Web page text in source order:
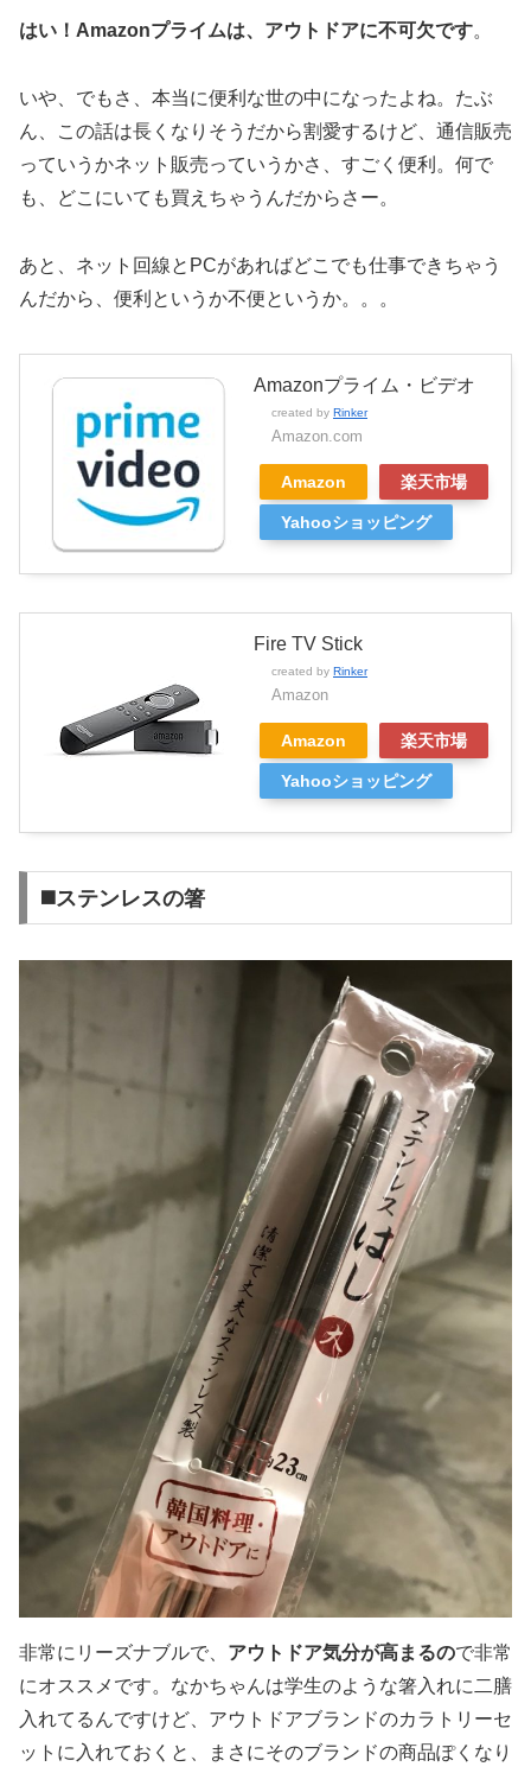
はい！Amazonプライムは、アウトドアに不可欠です。
いや、でもさ、本当に便利な世の中になったよね。たぶ
ん、この話は長くなりそうだから割愛するけど、通信販売
っていうかネット販売っていうかさ、すごく便利。何で
も、どこにいても買えちゃうんだからさー。
あと、ネット回線とPCがあればどこでも仕事できちゃう
んだから、便利というか不便というか。。。
Amazonプライム・ビデオ
created by Rinker
Amazon.com
Amazon 楽天市場
Yahooショッピング
Fire TV Stick
created by Rinker
Amazon
Amazon 楽天市場
Yahooショッピング
◼️ステンレスの箸
非常にリーズナブルで、 アウトドア気分が高まるので非常
にオススメです。なかちゃんは学生のような箸入れに二膳
入れてるんですけど、 アウトドアブランドのカラトリーセ
ット に入れておくと、まさにそのブランドの商品ぽくなり